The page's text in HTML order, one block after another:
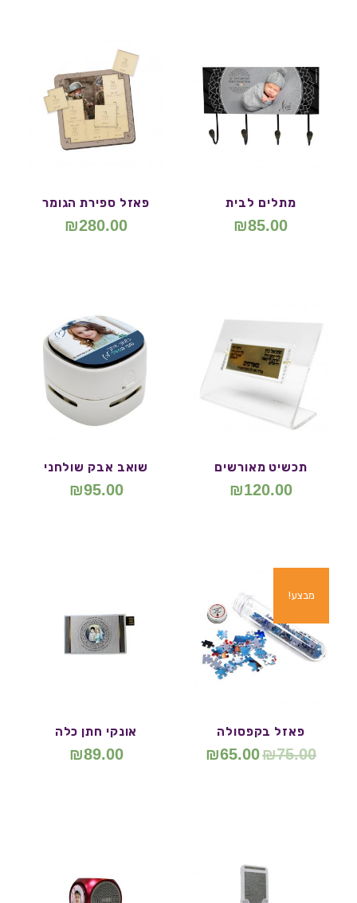
מתלים לבית
₪85.00
פאזל ספירת הגומר
₪280.00
תכשיט מאורשים
₪120.00
שואב אבק שולחני
₪95.00
מבצע!
פאזל בקפסולה
₪75.00
₪65.00
אונקי חתן כלה
₪89.00